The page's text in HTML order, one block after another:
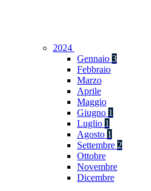
2024
Gennaio 3
Febbraio
Marzo
Aprile
Maggio
Giugno 1
Luglio 1
Agosto 1
Settembre 2
Ottobre
Novembre
Dicembre